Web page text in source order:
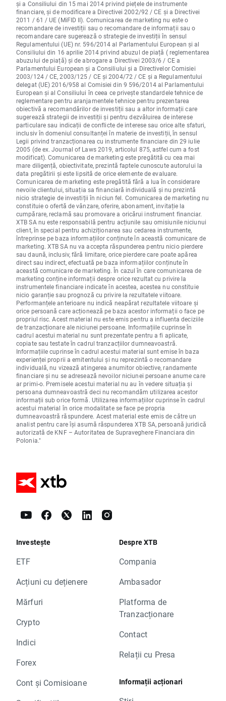
și a Consiliului din 15 mai 2014 privind piețele de instrumente
financiare, și de modificare a Directivei 2002/92 / CE și a Directivei
2011 / 61 / UE (MiFID II). Comunicarea de marketing nu este o
recomandare de investiții sau o recomandare de informații sau o
recomandare care sugerează o strategie de investiții în sensul
Regulamentului (UE) nr. 596/2014 al Parlamentului European și al
Consiliului din 16 aprilie 2014 privind abuzul de piață ( reglementarea
abuzului de piață) și de abrogare a Directivei 2003/6 / CE a
Parlamentului European și a Consiliului și a Directivelor Comisiei
2003/124 / CE, 2003/125 / CE și 2004/72 / CE și a Regulamentului
delegat (UE) 2016/958 al Comisiei din 9 596/2014 al Parlamentului
European și al Consiliului în ceea ce privește standardele tehnice de
reglementare pentru aranjamentele tehnice pentru prezentarea
obiectivă a recomandărilor de investiții sau a altor informații care
sugerează strategii de investiții și pentru dezvăluirea de interese
particulare sau indicații de conflicte de interese sau orice alte sfaturi,
inclusiv în domeniul consultanței în materie de investiții, în sensul
Legii privind tranzacționarea cu instrumente financiare din 29 iulie
2005 (de ex. Journal of Laws 2019, articolul 875, astfel cum a fost
modificat). Comunicarea de marketing este pregătită cu cea mai
mare diligență, obiectivitate, prezintă faptele cunoscute autorului la
data pregătirii și este lipsită de orice elemente de evaluare.
Comunicarea de marketing este pregătită fără a lua în considerare
nevoile clientului, situația sa financiară individuală și nu prezintă
nicio strategie de investiții în niciun fel. Comunicarea de marketing nu
constituie o ofertă de vânzare, oferire, abonament, invitație la
cumpărare, reclamă sau promovare a oricărui instrument financiar.
XTB SA nu este responsabilă pentru acțiunile sau omisiunile niciunui
client, în special pentru achiziționarea sau cedarea instrumente,
întreprinse pe baza informațiilor conținute în această comunicare de
marketing. XTB SA nu va accepta răspunderea pentru nicio pierdere
sau daună, inclusiv, fără limitare, orice pierdere care poate apărea
direct sau indirect, efectuată pe baza informațiilor conținute în
această comunicare de marketing. În cazul în care comunicarea de
marketing conține informații despre orice rezultat cu privire la
instrumentele financiare indicate în acestea, acestea nu constituie
nicio garanție sau prognoză cu privire la rezultatele viitoare.
Performanțele anterioare nu indică neapărat rezultatele viitoare și
orice persoană care acționează pe baza acestor informații o face pe
propriul risc. Acest material nu este emis pentru a influenta deciziile
de tranzacționare ale niciunei persoane. Informațiile cuprinse în
cadrul acestui material nu sunt prezentate pentru a fi aplicate,
copiate sau testate în cadrul tranzacțiilor dumneavoastră.
Informațiile cuprinse în cadrul acestui material sunt emise în baza
experienței proprii a emitentului și nu reprezintă o recomandare
individuală, nu vizează atingerea anumitor obiective, randamente
financiare și nu se adresează nevoilor niciunei persoane anume care
ar primi-o. Premisele acestui material nu au în vedere situația și
persoana dumneavoastră deci nu recomandăm utilizarea acestor
informații sub orice formă. Utilizarea informațiilor cuprinse în cadrul
acestui material în orice modalitate se face pe propria
dumneavoastră răspundere. Acest material este emis de către un
analist pentru care își asumă răspunderea XTB SA, persoană juridică
autorizată de KNF – Autoritatea de Supraveghere Financiara din
Polonia."
Investește
ETF
Acțiuni cu dețienere
Mărfuri
Crypto
Indici
Forex
Cont și Comisioane
Despre XTB
Compania
Ambasador
Platforma de
Tranzacționare
Contact
Relații cu Presa
Informații acționari